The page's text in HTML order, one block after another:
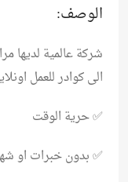
الوصف:
شركة عالمية لديها
الى كوادر للعمل
✅ حرية الوقت
✅ بدون خبرات او